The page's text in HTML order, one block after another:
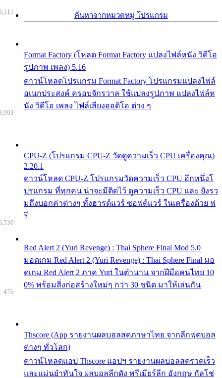
ค้นหาจากหมวดหมู่ โปรแกรม
Format Factory (โหลด Format Factory แปลงไฟล์หนัง วิดีโอ
รูปภาพ เพลง) 5.16
ดาวน์โหลดโปรแกรม Format Factory โปรแกรมแปลงไฟล์
อเนกประสงค์ ครอบจักรวาล ใช้แปลงรูปภาพ แปลงไฟล์ห
นัง วิดีโอ เพลง ไฟล์เสียงออดิโอ ต่าง ๆ
CPU-Z (โปรแกรม CPU-Z วัดดูความเร็ว CPU เครื่องคุณ)
2.20.1
ดาวน์โหลด CPU-Z โปรแกรมวัดความเร็ว CPU อีกหนึ่งโ
ปรแกรม ที่ทุกคน น่าจะมีติดไว้ ดูความเร็ว CPU และ ยังรว
มถึงบอกค่าต่างๆ ทั้งฮารด์แวร์ ซอฟต์แวร์ ในเครื่องด้วย ฟ
รี
Red Alert 2 (Yuri Revenge) : Thai Sphere Final Mod 5.0
มอดเกม Red Alert 2 (Yuri Revenge) : Thai Sphere Final มอ
ดเกม Red Alert 2 ภาค Yuri ในตำนาน จากฝีมือคนไทย 10
0% พร้อมสิ่งก่อสร้างใหม่ๆ กว่า 30 ชนิด มาให้เล่นกัน
Thscore (App รายงานผลบอลสดภาษาไทย จากลีกฟุตบอล
ต่างๆ ทั่วโลก)
ดาวน์โหลดแอป Thscore แอปฯ รายงานผลบอลสดรวดเร็ว
และแม่นยำทันใจ ผลบอลลีกดัง พรีเมียร์ลีก อังกฤษ กัลโช่
476